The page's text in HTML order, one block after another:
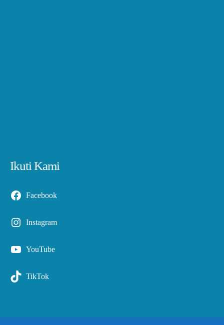
Ikuti Kami
Facebook
Instagram
YouTube
TikTok